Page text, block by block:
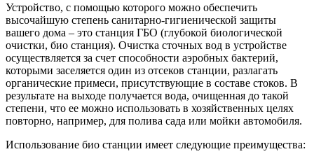
Устройство, с помощью которого можно обеспечить
высочайшую степень санитарно-гигиенической защиты
вашего дома – это станция ГБО (глубокой биологической
очистки, био станция). Очистка сточных вод в устройстве
осуществляется за счет способности аэробных бактерий,
которыми заселяется один из отсеков станции, разлагать
органические примеси, присутствующие в составе стоков. В
результате на выходе получается вода, очищенная до такой
степени, что ее можно использовать в хозяйственных целях
повторно, например, для полива сада или мойки автомобиля.
Использование био станции имеет следующие преимущества: